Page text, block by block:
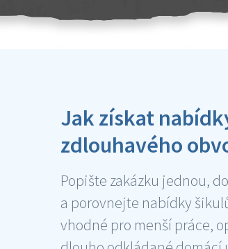
Jak získat
zdlouhavého
Popište zakázku jednou,
a porovnejte nabídky
vhodné pro menší práce,